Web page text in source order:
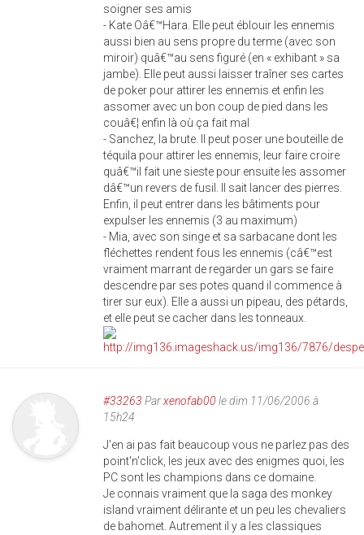
soigner ses amis
- Kate Oâ€™Hara. Elle peut éblouir les ennemis
aussi bien au sens propre du terme (avec son
miroir) quâ€™au sens figuré (en « exhibant » sa
jambe). Elle peut aussi laisser traîner ses cartes
de poker pour attirer les ennemis et enfin les
assomer avec un bon coup de pied dans les
couâ€¦ enfin là où ça fait mal
- Sanchez, la brute. Il peut poser une bouteille de
téquila pour attirer les ennemis, leur faire croire
quâ€™il fait une sieste pour ensuite les assomer
dâ€™un revers de fusil. Il sait lancer des pierres.
Enfin, il peut entrer dans les bâtiments pour
expulser les ennemis (3 au maximum)
- Mia, avec son singe et sa sarbacane dont les
fléchettes rendent fous les ennemis (câ€™est
vraiment marrant de regarder un gars se faire
descendre par ses potes quand il commence à
tirer sur eux). Elle a aussi un pipeau, des pétards,
et elle peut se cacher dans les tonneaux.
#33263 Parxenofab00 le dim 11/06/2006 à
15h24
J'en ai pas fait beaucoup vous ne parlez pas des
point'n'click, les jeux avec des enigmes quoi, les
PC sont les champions dans ce domaine.
Je connais vraiment que la saga des monkey
island vraiment délirante et un peu les chevaliers
de bahomet. Autrement il y a les classiques